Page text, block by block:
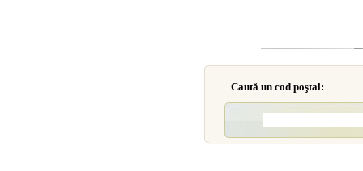
Caută un cod poştal: